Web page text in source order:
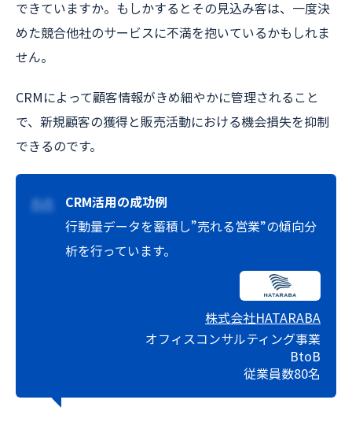
できていますか。もしかするとその見込み客は、一度決
めた競合他社のサービスに不満を抱いているかもしれま
せん。
CRMによって顧客情報がきめ細やかに管理されること
で、新規顧客の獲得と販売活動における機会損失を抑制
できるのです。
CRM活用の成功例
行動量データを蓄積し”売れる営業”の傾向分
析を行っています。
株式会社HATARABA
オフィスコンサルティング事業
BtoB
従業員数80名